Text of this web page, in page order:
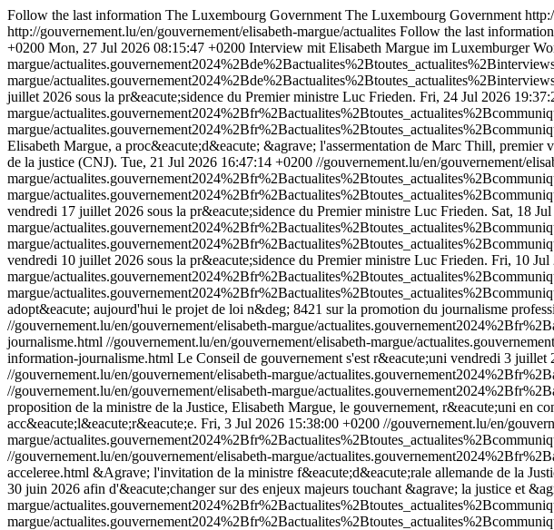
Follow the last information The Luxembourg Government The Luxembourg Government
http://gouvernement.lu/en/gouvernement/elisabeth-margue/actualites Follow the last
+0200 Mon, 27 Jul 2026 08:15:47 +0200 Interview mit Elisabeth Margue im Luxemburger
margue/
margue/
juillet 2026 sous la pr&eacute;sidence du Premier ministre Luc Frieden. Fri, 24 Jul 2026
margue/
margue/
Elisabeth Margue, a proc&eacute;d&eacute; &agrave; l'assermentation de Marc Thill,
de la justice (CNJ). Tue, 21 Jul 2026 16:47:14 +0200 //gouvernement.lu/en/gouvernement/
margue/
margue/
vendredi 17 juillet 2026 sous la pr&eacute;sidence du Premier ministre Luc Frieden. Sat, 18
margue/
margue/
vendredi 10 juillet 2026 sous la pr&eacute;sidence du Premier ministre Luc Frieden. Fri, 10 Jul
margue/
margue/
adopt&eacute; aujourd'hui le projet de loi n&deg; 8421 sur la promotion du journalisme
//gouvernement.lu/en/gouvernement/elisabeth-margue/
journalisme.html //gouvernement.lu/en/gouvernement/elisabeth-margue/
information-journalisme.html Le Conseil de gouvernement s'est r&eacute;uni vendredi 3
//gouvernement.lu/en/gouvernement/elisabeth-margue/
//gouvernement.lu/en/gouvernement/elisabeth-margue/
proposition de la ministre de la Justice, Elisabeth Margue, le gouvernement, r&eacute;uni en
acc&eacute;l&eacute;r&eacute;e. Fri, 3 Jul 2026 15:38:00 +0200 //gouvernement.lu/en/
margue/
//gouvernement.lu/en/gouvernement/elisabeth-margue/
acceleree.html &Agrave; l'invitation de la ministre f&eacute;d&eacute;rale allemande de la
30 juin 2026 afin d'&eacute;changer sur des enjeux majeurs touchant &agrave; la justice et
margue/
margue/